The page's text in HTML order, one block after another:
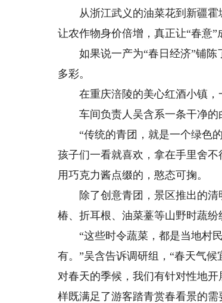
从浙江武义的油菜花到新疆霍
让农作物身价倍增，真正让“春意”
如果说一产为“春日经济”铺陈
多彩。
在重庆涪陵的美心红酒小镇，一
车间负责人吴含系一条干净的
“传统的青团，就是一个绿色
孩子们一看就喜欢，拿在手里舍
用巧克力酱点缀的，憨态可掬。
除了创意青团，景区推出的清
椿、折耳根、油菜薹等山野时蔬纷
“这些时令蔬菜，都是当地村民
有。”吴含告诉调研组，“春天气
对春天的季候，我们有针对性地
样既满足了游客踏青赏春看景的